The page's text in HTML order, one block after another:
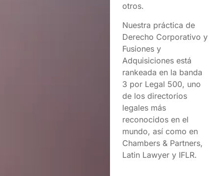
otros.
Nuestra práctica de
Derecho Corporativo y
Fusiones y
Adquisiciones está
rankeada en la banda
3 por Legal 500, uno
de los directorios
legales más
reconocidos en el
mundo, así como en
Chambers & Partners,
Latin Lawyer y IFLR.